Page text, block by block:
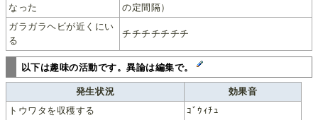
なった
の定間隔）
ガラガラヘビが近くにい
る
チチチチチチチ
以下は趣味の活動です。異論は編集で。
発生状況
効果音
トウワタを収穫する
ｺﾞｳｨﾁｭ